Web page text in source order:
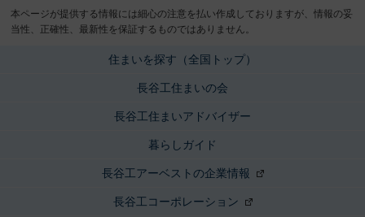
本ページが提供する情報には細心の注意を払い作成しておりますが、情報の妥
当性、正確性、最新性を保証するものではありません。
住まいを探す（全国トップ）
長谷工住まいの会
長谷工住まいアドバイザー
暮らしガイド
長谷工アーベストの企業情報
長谷工コーポレーション